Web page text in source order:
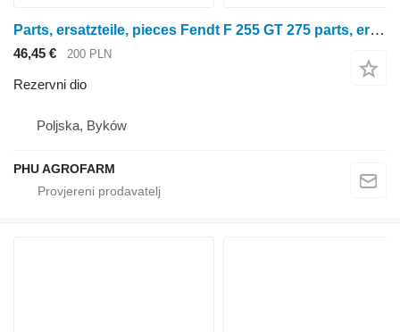
Parts, ersatzteile, pieces Fendt F 255 GT 275 parts, ersatzteile, pieces za Fendt F 255 GT 275 traktora na kotačima
46,45 € 200 PLN
Rezervni dio
Poljska, Byków
PHU AGROFARM